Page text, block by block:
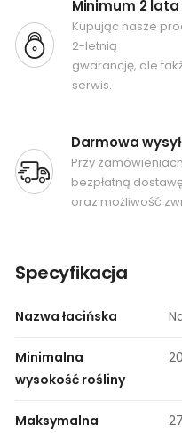
Minimum 2
Kupując nasze
2-letnią
gwarancję, ale
serwis.
Darmowa
Przy
bezpłatną
oraz możliwość
Specyfikacja
Nazwa łacińska
Minimalna
wysokość rośliny
Maksymalna